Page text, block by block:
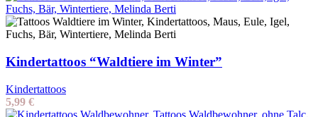
Kindertattoos “Waldtiere im Winter”
Kindertattoos
5,99 €